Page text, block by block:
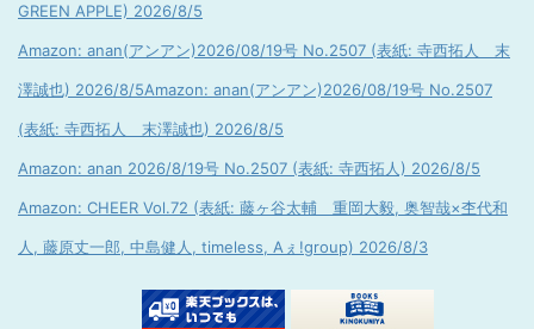
GREEN APPLE) 2026/8/5
Amazon: anan(アンアン)2026/08/19号 No.2507 (表紙: 寺西拓人 末
澤誠也) 2026/8/5Amazon: anan(アンアン)2026/08/19号 No.2507
(表紙: 寺西拓人 末澤誠也) 2026/8/5
Amazon: anan 2026/8/19号 No.2507 (表紙: 寺西拓人) 2026/8/5
Amazon: CHEER Vol.72 (表紙: 藤ヶ谷太輔 重岡大毅, 奥智哉×杢代和
人, 藤原丈一郎, 中島健人, timeless, Aぇ!group) 2026/8/3